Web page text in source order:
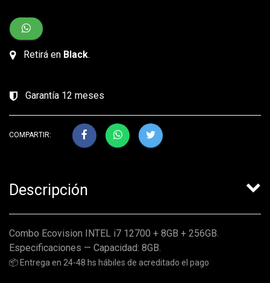
Retirá en Black.
Garantía 12 meses
COMPARTIR:
Descripción
Combo Ecovision INTEL i7 12700 + 8GB + 256GB.
Especificaciones — Capacidad: 8GB.
📦 Entrega en 24-48 hs hábiles de acreditado el pago